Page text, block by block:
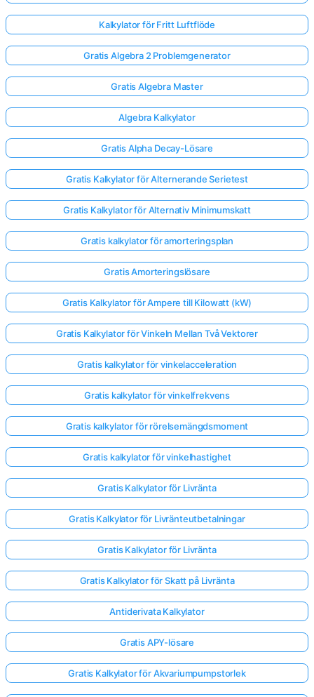
Kalkylator för Fritt Luftflöde
Gratis Algebra 2 Problemgenerator
Gratis Algebra Master
Algebra Kalkylator
Gratis Alpha Decay-Lösare
Gratis Kalkylator för Alternerande Serietest
Gratis Kalkylator för Alternativ Minimumskatt
Gratis kalkylator för amorteringsplan
Gratis Amorteringslösare
Gratis Kalkylator för Ampere till Kilowatt (kW)
Gratis Kalkylator för Vinkeln Mellan Två Vektorer
Gratis kalkylator för vinkelacceleration
Gratis kalkylator för vinkelfrekvens
Gratis kalkylator för rörelsemängdsmoment
Gratis kalkylator för vinkelhastighet
Gratis Kalkylator för Livränta
Gratis Kalkylator för Livränteutbetalningar
Gratis Kalkylator för Livränta
Gratis Kalkylator för Skatt på Livränta
Antiderivata Kalkylator
Gratis APY-lösare
Gratis Kalkylator för Akvariumpumpstorlek